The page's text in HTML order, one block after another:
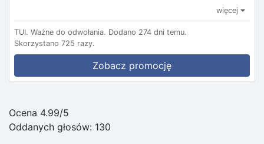
więcej
TUI. Ważne do odwołania. Dodano 274 dni temu.
Skorzystano 725 razy.
Zobacz promocję
Ocena 4.99/5
Oddanych głosów: 130